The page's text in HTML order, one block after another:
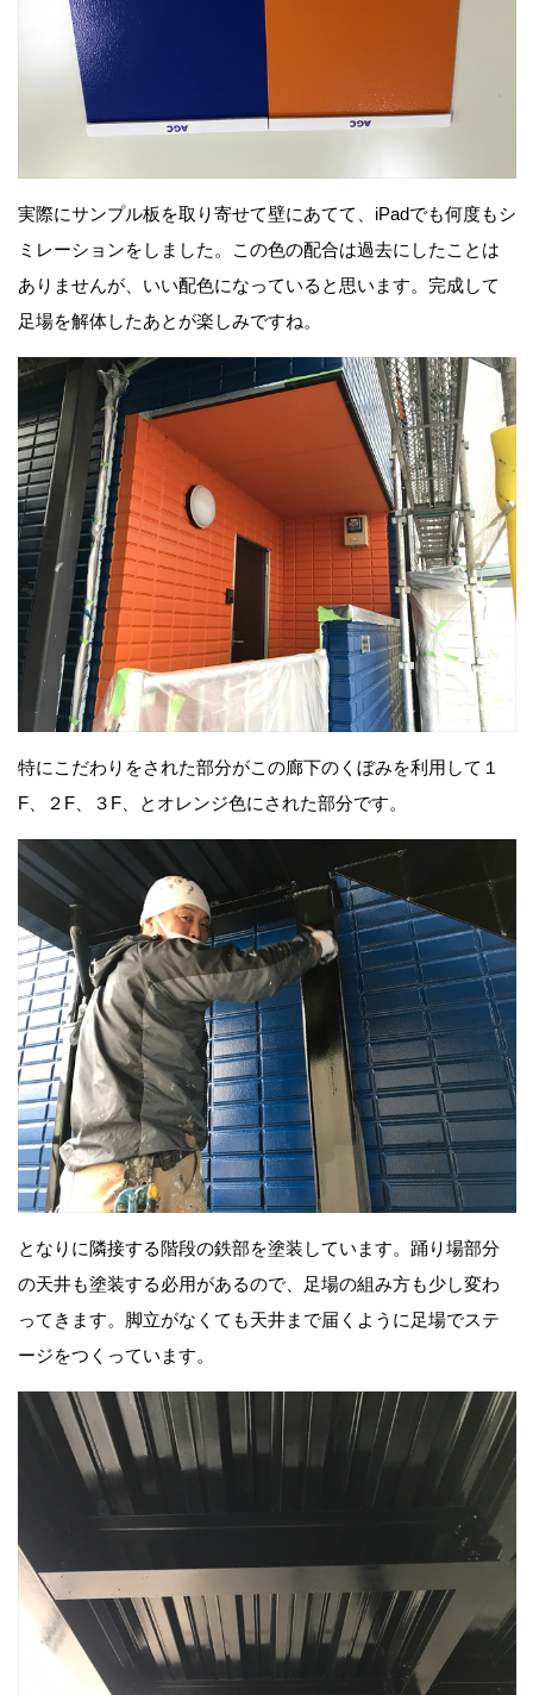
実際にサンプル板を取り寄せて壁にあてて、iPadでも何度もシ
ミレーションをしました。この色の配合は過去にしたことは
ありませんが、いい配色になっていると思います。完成して
足場を解体したあとが楽しみですね。
特にこだわりをされた部分がこの廊下のくぼみを利用して１
F、２F、３F、とオレンジ色にされた部分です。
となりに隣接する階段の鉄部を塗装しています。踊り場部分
の天井も塗装する必用があるので、足場の組み方も少し変わ
ってきます。脚立がなくても天井まで届くように足場でステ
ージをつくっています。